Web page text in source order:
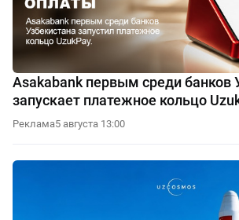
Asakabank первым среди банков
запускает платежное кольцо
Реклама5 августа 13:00